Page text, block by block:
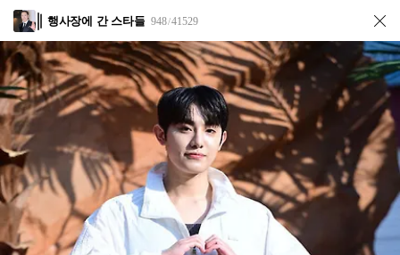
행사장에 간 스타들 948/41529